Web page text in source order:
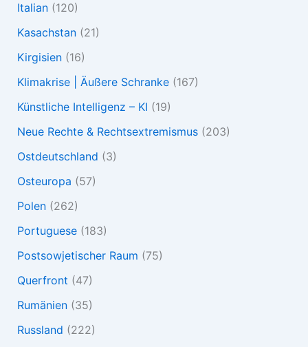
Italian(120)
Kasachstan(21)
Kirgisien(16)
Klimakrise | Äußere Schranke(167)
Künstliche Intelligenz – KI (19)
Neue Rechte & Rechtsextremismus(203)
Ostdeutschland (3)
Osteuropa (57)
Polen(262)
Portuguese(183)
Postsowjetischer Raum (75)
Querfront (47)
Rumänien(35)
Russland (222)